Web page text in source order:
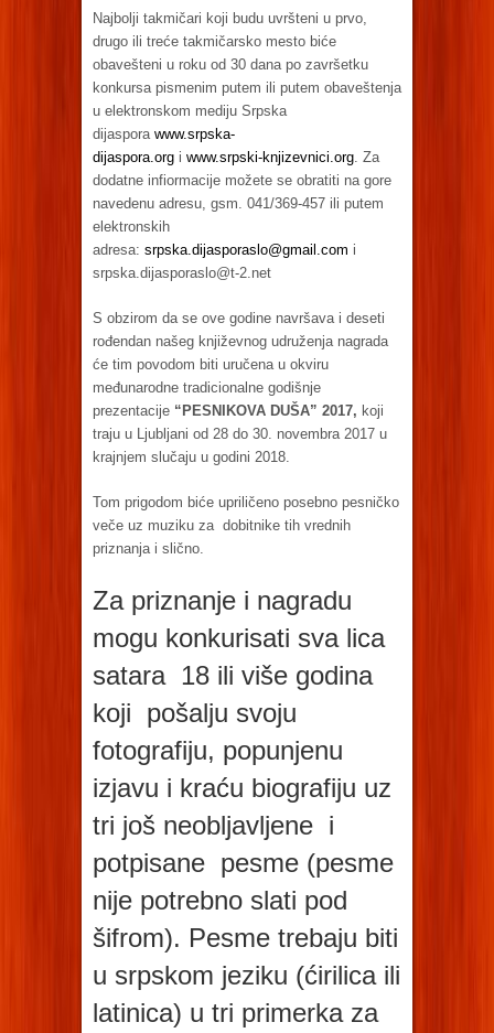
Najbolji takmičari koji budu uvršteni u prvo,
drugo ili treće takmičarsko mesto biće
obavešteni u roku od 30 dana po završetku
konkursa pismenim putem ili putem obaveštenja
u elektronskom mediju Srpska
dijaspora www.srpska-
dijaspora.org i www.srpski-knjizevnici.org . Za
dodatne infiormacije možete se obratiti na gore
navedenu adresu, gsm. 041/369-457 ili putem
elektronskih
adresa: srpska.dijasporaslo@gmail.com i
srpska.dijasporaslo@t-2.net
S obzirom da se ove godine navršava i deseti
rođendan našeg književnog udruženja nagrada
će tim povodom biti uručena u okviru
međunarodne tradicionalne godišnje
prezentacije “PESNIKOVA DUŠA” 2017, koji
traju u Ljubljani od 28 do 30. novembra 2017 u
krajnjem slučaju u godini 2018.
Tom prigodom biće upriličeno posebno pesničko
veče uz muziku za dobitnike tih vrednih
priznanja i slično.
Za priznanje i nagradu
mogu konkurisati sva lica
satara 18 ili više godina
koji pošalju svoju
fotografiju, popunjenu
izjavu i kraću biografiju uz
tri još neobljavljene i
potpisane pesme (pesme
nije potrebno slati pod
šifrom). Pesme trebaju biti
u srpskom jeziku (ćirilica ili
latinica) u tri primerka za